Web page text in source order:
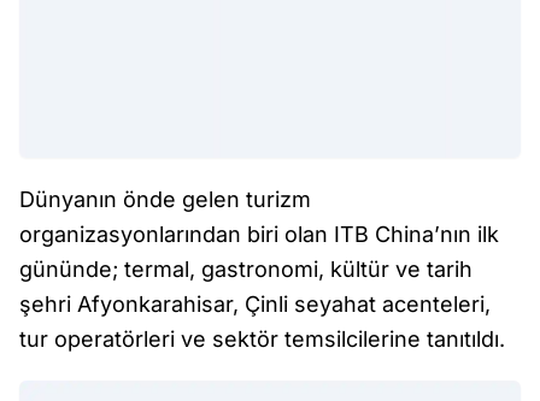
Dünyanın önde gelen turizm
organizasyonlarından biri olan ITB China’nın ilk
gününde; termal, gastronomi, kültür ve tarih
şehri Afyonkarahisar, Çinli seyahat acenteleri,
tur operatörleri ve sektör temsilcilerine tanıtıldı.